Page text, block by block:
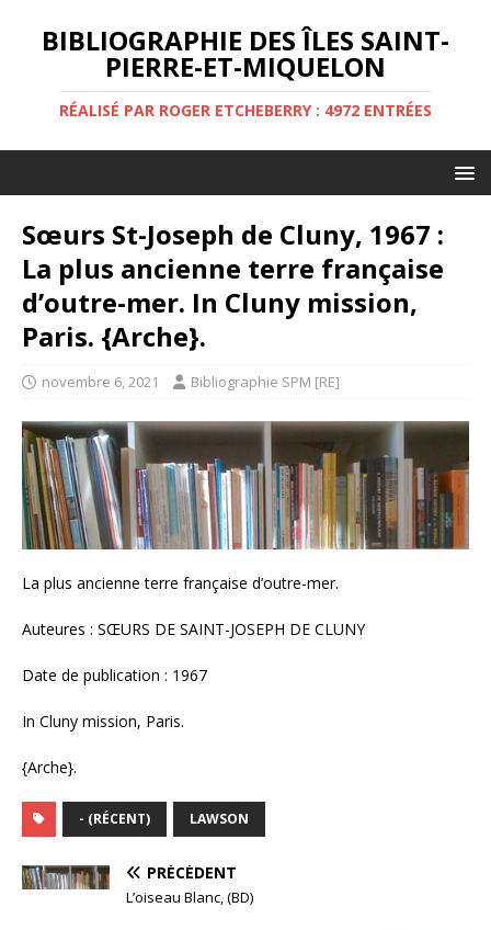
BIBLIOGRAPHIE DES ÎLES SAINT-
PIERRE-ET-MIQUELON
RÉALISÉ PAR ROGER ETCHEBERRY : 4972 ENTRÉES
Sœurs St-Joseph de Cluny, 1967 :
La plus ancienne terre française
d’outre-mer. In Cluny mission,
Paris. {Arche}.
novembre 6, 2021 Bibliographie SPM [RE]
La plus ancienne terre française d’outre-mer.
Auteures : SŒURS DE SAINT-JOSEPH DE CLUNY
Date de publication : 1967
In Cluny mission, Paris.
{Arche}.
- (RÉCENT) LAWSON
PRÉCÉDENT
L’oiseau Blanc, (BD)